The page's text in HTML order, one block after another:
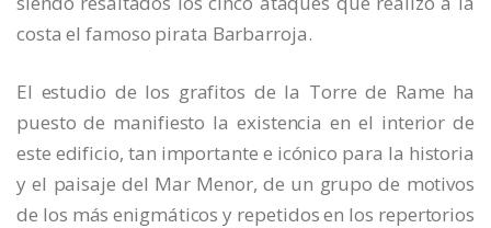
costa el famoso pirata Barbarroja.
El estudio de los grafitos de la Torre de Rame ha
puesto de manifiesto la existencia en el interior de
este edificio, tan importante e icónico para la historia
y el paisaje del Mar Menor, de un grupo de motivos
de los más enigmáticos y repetidos en los repertorios